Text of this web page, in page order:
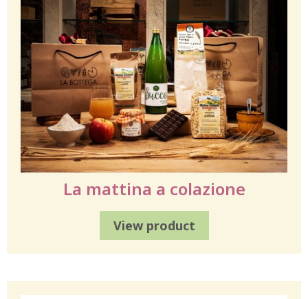
La mattina a colazione
View product